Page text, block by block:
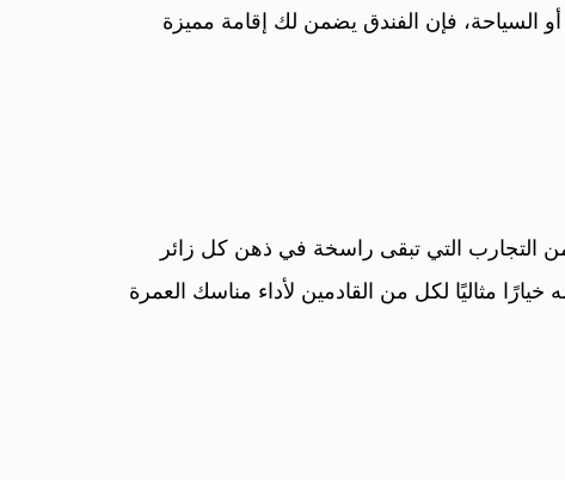
السياحة، فإن الفندق يضمن لك إقامة مميزة
من التجارب التي تبقى راسخة في ذهن كل زائر
مثاليًا لكل من القادمين لأداء مناسك العمرة